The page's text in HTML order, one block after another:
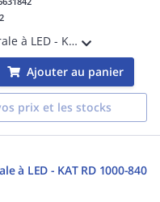
Applique murale à LED - KAT SQ 2000-840 MWS - Câble pour raccordement de luminaires ¿ 1950 lm ¿ 16.3W ¿ 4000K ¿ IP65 ¿ version détection
Ajouter au panier
prix et les stocks
à LED - KAT RD 1000-840